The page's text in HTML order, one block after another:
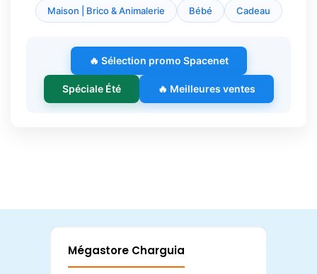
Maison | Brico & Animalerie Bébé Cadeau
🔥 Sélection promo Spacenet
Spéciale Été 🔥 Meilleures ventes
Mégastore Charguia